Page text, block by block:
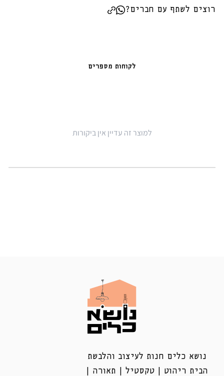
רוצים לשתף עם חברים?
לקוחות מספרים
למוצר זה עדיין אין ביקורות
נושא כלים חנות לעיצוב והלבשת
הבית ריהוט | טקסטיל | תאורה |